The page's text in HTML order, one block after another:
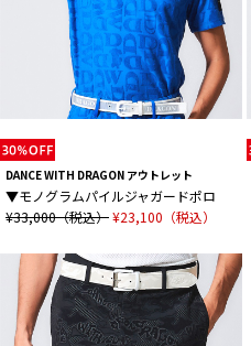
DANCE WITH DRAGON アウトレット
▼モノグラムパイルジャガードポロ
¥33,000（税込）¥23,100（税込）